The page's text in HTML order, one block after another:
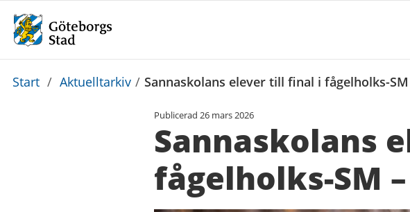
Du
Start / Aktuelltarkiv / Sannaskolans elever till final i fågelholks-SM
Publicerad 26 mars 2026
Sannaskolans
fågelholks-SM